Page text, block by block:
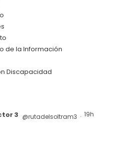
de la Información
Discapacidad
3 @rutadelsoltram3 · 19h